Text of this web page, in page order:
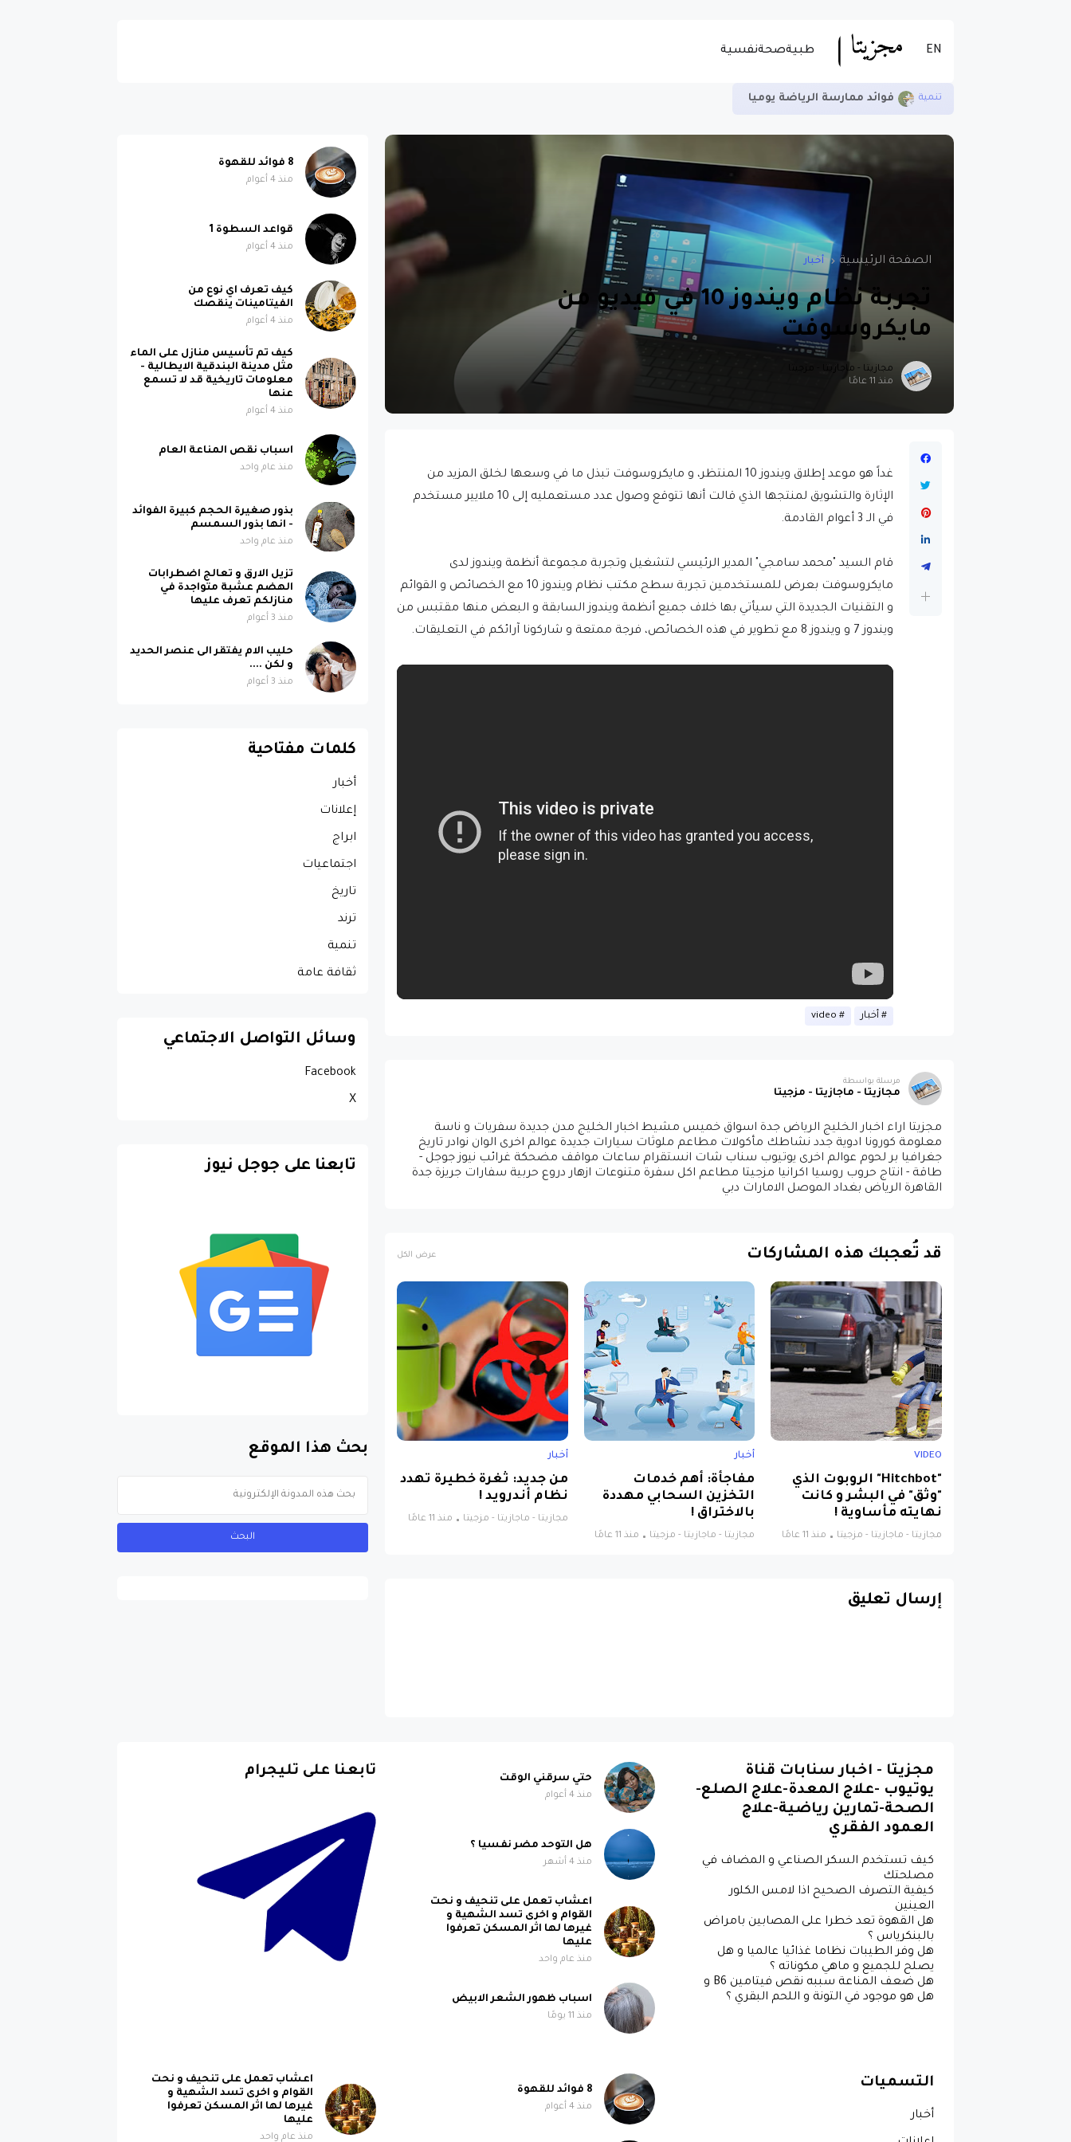
EN طبيةصحةنفسية
تنمية فوائد ممارسة الرياضة يوميا
الصفحة الرئيسية أخبار
تجربة نظام ويندوز 10 في فيديو من
مايكروسوفت
مجازيتا - ماجازيتا - مزجيتا
منذ 11 عامًا
غداً هو موعد إطلاق ويندوز 10 المنتظر، و مايكروسوفت تبذل ما في وسعها لخلق المزيد من
الإثارة والتشويق لمنتجها الذي قالت أنها تتوقع وصول عدد مستعمليه إلى 10 ملايير مستخدم
في الـ 3 أعوام القادمة.
قام السيد "محمد سامجي" المدير الرئيسي لتشغيل وتجربة مجموعة أنظمة ويندوز لدى
مايكروسوفت بعرض للمستخدمين تجربة سطح مكتب نظام ويندوز 10 مع الخصائص و القوائم
و التقنيات الجديدة التي سيأتي بها خلاف جميع أنظمة ويندوز السابقة و البعض منها مقتبس من
ويندوز 7 و ويندوز 8 مع تطوير في هذه الخصائص، فرجة ممتعة و شاركونا آرائكم في التعليقات.
أخبار video
مرسلة بواسطة
مجازيتا - ماجازيتا - مزجيتا
مجزيتا اراء اخبار الخليج الرياض جدة اسواق خميس مشيط اخبار الخليج مدن جديدة سفريات و ناسة
معلومة كورونا ادوية جدد نشاطك مأكولات مطاعم ملوثات سيارات جديدة عوالم اخرى الوان نوادر تاريخ
جغرافيا بر لحوم عوالم اخرى يوتيوب سناب شات انستقرام ساعات مواقف مضحكة غرائب نيوز جوجل -
طاقة - انتاج حروب روسيا اكرانيا مزجيتا مطاعم اكل سفرة متنوعات ازهار دروع حربية سفارات جريزة جدة
القاهرة الرياض بغداد الموصل الامارات دبي
قد تُعجبك هذه المشاركات عرض الكل
VIDEO
"Hitchbot" الروبوت الذي
"وثق" في البشر و كانت
نهايته مأساوية !
مجازيتا - ماجازيتا - مزجيتا منذ 11 عامًا
أخبار
مفاجأة: أهم خدمات
التخزين السحابي مهددة
بالاختراق !
مجازيتا - ماجازيتا - مزجيتا منذ 11 عامًا
أخبار
من جديد: ثغرة خطيرة تهدد
نظام أندرويد !
مجازيتا - ماجازيتا - مزجيتا منذ 11 عامًا
إرسال تعليق
8 فوائد للقهوة
منذ 4 أعوام
قواعد السطوة 1
منذ 4 أعوام
كيف تعرف اي نوع من
الفيتامينات ينقصك
منذ 4 أعوام
كيف تم تأسيس منازل على الماء
مثل مدينة البندقية الايطالية -
معلومات تاريخية قد لا تسمع
عنها
منذ 4 أعوام
اسباب نقص المناعة العام
منذ عام واحد
بذور صغيرة الحجم كبيرة الفوائد
- انها بذور السمسم
منذ عام واحد
تزيل الارق و تعالج اضطرابات
الهضم عشبة متواجدة في
منازلكم تعرف عليها
منذ 3 أعوام
حليب الام يفتقر الى عنصر الحديد
و لكن ....
منذ 3 أعوام
كلمات مفتاحية
أخبار
إعلانات
ابراج
اجتماعيات
تاريخ
ترند
تنمية
ثقافة عامة
وسائل التواصل الاجتماعي
Facebook
X
تابعنا على جوجل نيوز
بحث هذا الموقع
مجزيتا - اخبار سنابات قناة
يوتيوب -علاج المعدة-علاج الصلع-
الصحة-تمارين رياضية-علاج
العمود الفقري
كيف تستخدم السكر الصناعي و المضاف في
مصلحتك
كيفية التصرف الصحيح اذا لامس الكلور
العينين
هل القهوة تعد خطرا على المصابين بامراض
بالبنكرياس ؟
هل وفر الطيبات نظاما غذائيا عالميا و هل
يصلح للجميع و ماهي مكوناته ؟
هل ضعف المناعة سببه نقص فيتامين B6 و
هل هو موجود في التونة و اللحم البقري ؟
حتي سرقني الوقت
منذ 4 أعوام
هل التوحد مضر نفسيا ؟
منذ 4 أشهر
اعشاب تعمل على تنحيف و نحت
القوام و اخرى تسد الشهية و
غيرها لها اثر المسكن تعرفوا
عليها
منذ عام واحد
اسباب ظهور الشعر الابيض
منذ 11 يومًا
تابعنا على تليجرام
التسميات
أخبار
8 فوائد للقهوة
منذ 4 أعوام
اعشاب تعمل على تنحيف و نحت
القوام و اخرى تسد الشهية و
غيرها لها اثر المسكن تعرفوا
عليها
منذ عام واحد